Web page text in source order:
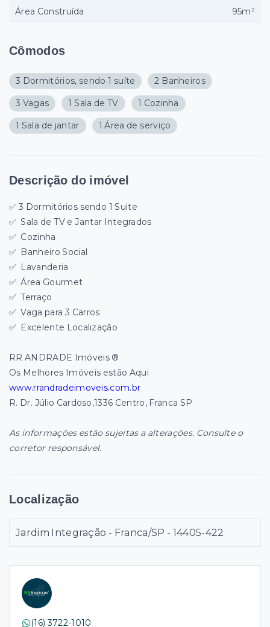
(16) 3722-1010
Cômodos
3 Dormitórios, sendo 1 suíte 2 Banheiros
3 Vagas 1 Sala de TV 1 Cozinha
1 Sala de jantar 1 Área de serviço
Descrição do imóvel
✅ 3 Dormitórios sendo 1 Suite
✅ Sala de TV e Jantar Integrados
✅ Cozinha
✅ Banheiro Social
✅ Lavanderia
✅ Área Gourmet
✅ Terraço
✅ Vaga para 3 Carros
✅ Excelente Localização
RR ANDRADE Imóveis ®
Os Melhores Imóveis estão Aqui
www.rrandradeimoveis.com.br
R. Dr. Júlio Cardoso,1336 Centro, Franca SP
As informações estão sujeitas a alterações. Consulte o
corretor responsável.
Localização
Jardim Integração - Franca/SP - 14405-422
Área Construída 95m²